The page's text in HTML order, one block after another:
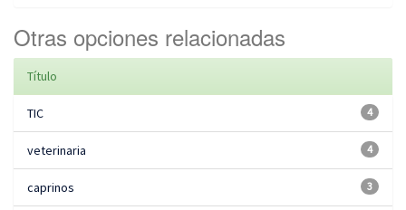
Otras opciones relacionadas
Título
4
TIC
4
veterinaria
3
caprinos